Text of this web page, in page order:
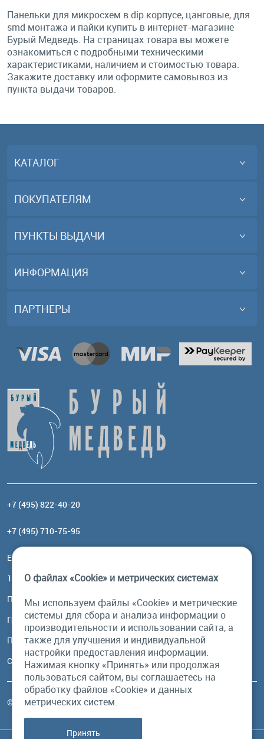
Панельки для микросхем в dip корпусе, цанговые, для
smd монтажа и пайки купить в интернет-магазине
Бурый Медведь. На страницах товара вы можете
ознакомиться с подробными техническими
характеристиками, наличием и стоимостью товара.
Закажите доставку или оформите самовывоз из
пункта выдачи товаров.
КАТАЛОГ
ПОКУПАТЕЛЯМ
ПУНКТЫ ВЫДАЧИ
ИНФОРМАЦИЯ
ПАРТНЕРЫ
+7 (495) 822-40-20
+7 (495) 710-75-95
Email:
117485, Москва, ул. Профсоюзная, 84/32, корп 1
Посмотреть на карте
График работы
Пн-Пт: с 10:00 до 18:00
Сб, Вс: выходной
© Бурый Медведь MMXXVI. Все права защищены.
О файлах «Cookie» и метрических системах
Мы используем файлы «Cookie» и метрические
системы для сбора и анализа информации о
производительности и использовании сайта, а
также для улучшения и индивидуальной
настройки предоставления информации.
Нажимая кнопку «Принять» или продолжая
пользоваться сайтом, вы соглашаетесь на
обработку файлов «Cookie» и данных
метрических систем.
Принять